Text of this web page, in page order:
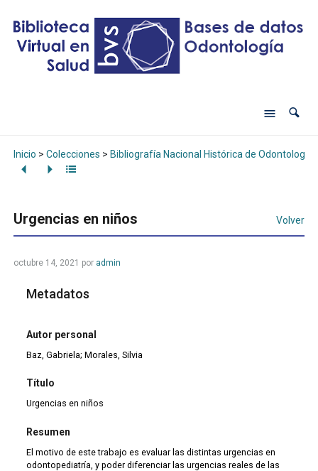
Inicio > Colecciones > Bibliografía Nacional Histórica de Odontología
Urgencias en niños Volver
octubre 14, 2021 por admin
Metadatos
Autor personal
Baz, Gabriela; Morales, Silvia
Título
Urgencias en niños
Resumen
El motivo de este trabajo es evaluar las distintas urgencias en
odontopediatría, y poder diferenciar las urgencias reales de las